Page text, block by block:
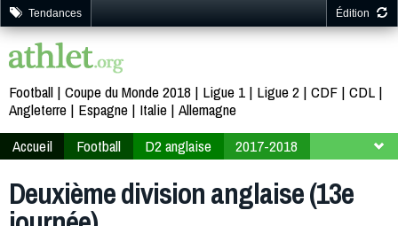
Tendances Édition
Football Coupe du Monde 2018 Ligue 1 Ligue 2 CDF CDL
Angleterre
Espagne Italie Allemagne
Accueil
Football D2 anglaise
2017-2018
Deuxième division anglaise (13e